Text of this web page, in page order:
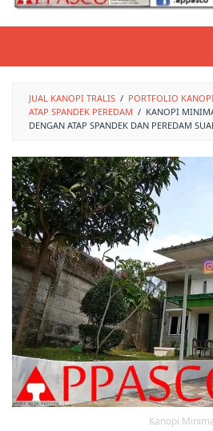
JUAL KANOPI TRALIS / PORTFOLIO
ATAP SPANDEK PEREDAM / KANOPI
DENGAN ATAP SPANDEK DAN PEREDAM
Kanopi